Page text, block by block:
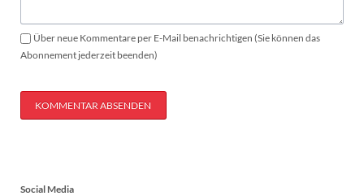
Über neue Kommentare per E-Mail benachrichtigen (Sie können das
Abonnement jederzeit beenden)
KOMMENTAR ABSENDEN
Social Media